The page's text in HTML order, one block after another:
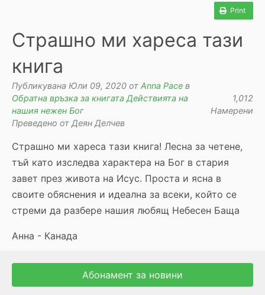
Print
Страшно ми хареса тази
книга
Публикувана Юли 09, 2020 от Anna Pace в
Обратна връзка за книгата Действията на
нашия нежен Бог
Преведено от Деян Делчев
1,012
Намерени
Страшно ми хареса тази книга! Лесна за четене,
тъй като изследва характера на Бог в стария
завет през живота на Исус. Проста и ясна в
своите обяснения и идеална за всеки, който се
стреми да разбере нашия любящ Небесен Баща
Анна - Канада
Абонамент за новини